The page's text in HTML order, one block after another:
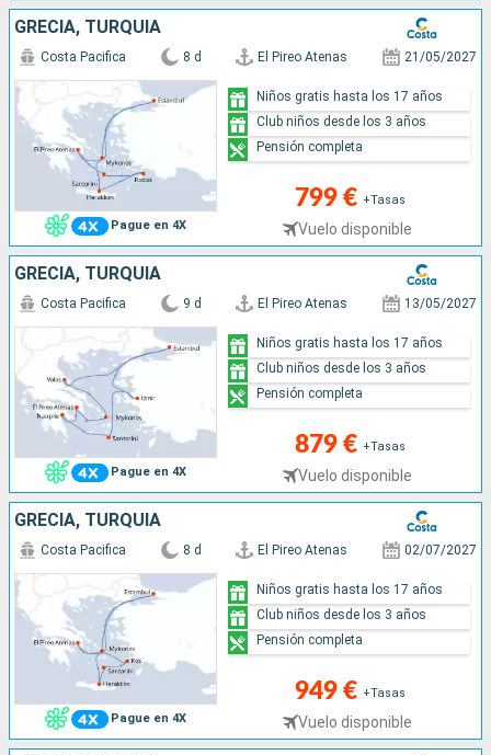
GRECIA, TURQUÍA
Pague en 4X
Costa Pacifica 8 d El Pireo Atenas 21/05/2027
799 € +Tasas
Vuelo disponible
Niños gratis hasta los 17 años
Club niños desde los 3 años
Pensión completa
GRECIA, TURQUÍA
Pague en 4X
Costa Pacifica 9 d El Pireo Atenas 13/05/2027
879 € +Tasas
Vuelo disponible
Niños gratis hasta los 17 años
Club niños desde los 3 años
Pensión completa
GRECIA, TURQUÍA
Pague en 4X
Costa Pacifica 8 d El Pireo Atenas 02/07/2027
949 € +Tasas
Vuelo disponible
Niños gratis hasta los 17 años
Club niños desde los 3 años
Pensión completa